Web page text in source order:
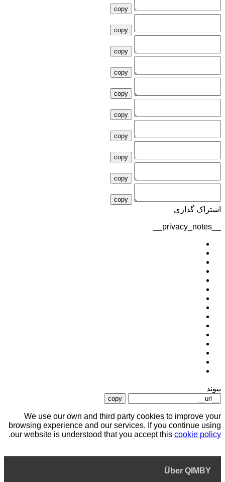
copy
copy
copy
copy
copy
copy
copy
copy
copy
copy
اشتراک گذاری
پیوند
copy
We use our own and third party cookies to improve your
browsing experience and our services. If you continue using
our website is understood that you accept this cookie policy
.
Über QIMBY